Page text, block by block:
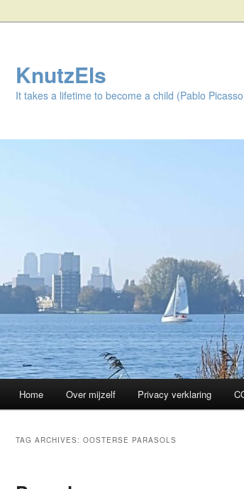
KnutzEls
It takes a lifetime to become a child (Pablo
Skip
Skip
Home Over mijzelf Privacy verklaring
TAG ARCHIVES: OOSTERSE PARASOLS